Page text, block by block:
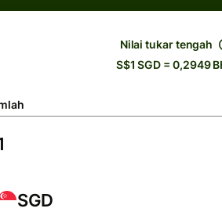
Nilai tukar tengah
S$1 SGD = 0,2949
SGD